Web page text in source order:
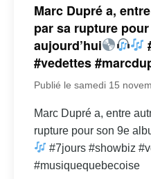
Marc Dupré a,
par sa rupture
aujourd’hui
#vedettes
Publié le samedi 15
Marc Dupré a, entre
rupture pour son 9e
#7jours #showbiz
#musiquequebecoise